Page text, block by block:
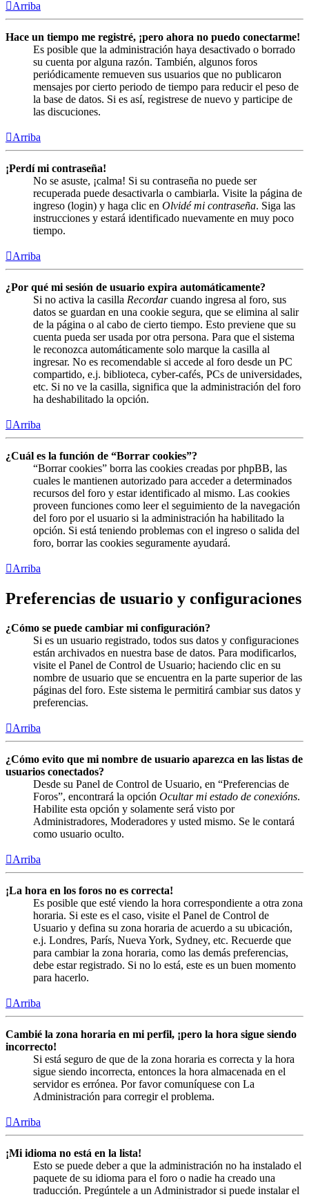
Arriba
Hace un tiempo me registré, ¡pero ahora no puedo conectarme!
Es posible que la administración haya desactivado o borrado
su cuenta por alguna razón. También, algunos foros
periódicamente remueven sus usuarios que no publicaron
mensajes por cierto periodo de tiempo para reducir el peso de
la base de datos. Si es así, registrese de nuevo y participe de
las discuciones.
Arriba
¡Perdí mi contraseña!
No se asuste, ¡calma! Si su contraseña no puede ser
recuperada puede desactivarla o cambiarla. Visite la página de
ingreso (login) y haga clic en Olvidé mi contraseña. Siga las
instrucciones y estará identificado nuevamente en muy poco
tiempo.
Arriba
¿Por qué mi sesión de usuario expira automáticamente?
Si no activa la casilla Recordarcuando ingresa al foro, sus
datos se guardan en una cookie segura, que se elimina al salir
de la página o al cabo de cierto tiempo. Esto previene que su
cuenta pueda ser usada por otra persona. Para que el sistema
le reconozca automáticamente solo marque la casilla al
ingresar. No es recomendable si accede al foro desde un PC
compartido, e.j. biblioteca, cyber-cafés, PCs de universidades,
etc. Si no ve la casilla, significa que la administración del foro
ha deshabilitado la opción.
Arriba
¿Cuál es la función de “Borrar cookies”?
“Borrar cookies” borra las cookies creadas por phpBB, las
cuales le mantienen autorizado para acceder a determinados
recursos del foro y estar identificado al mismo. Las cookies
proveen funciones como leer el seguimiento de la navegación
del foro por el usuario si la administración ha habilitado la
opción. Si está teniendo problemas con el ingreso o salida del
foro, borrar las cookies seguramente ayudará.
Arriba
Preferencias de usuario y configuraciones
¿Cómo se puede cambiar mi configuración?
Si es un usuario registrado, todos sus datos y configuraciones
están archivados en nuestra base de datos. Para modificarlos,
visite el Panel de Control de Usuario; haciendo clic en su
nombre de usuario que se encuentra en la parte superior de las
páginas del foro. Este sistema le permitirá cambiar sus datos y
preferencias.
Arriba
¿Cómo evito que mi nombre de usuario aparezca en las listas de
usuarios conectados?
Desde su Panel de Control de Usuario, en “Preferencias de
Foros”, encontrará la opción Ocultar mi estado de conexións.
Habilite esta opción y solamente será visto por
Administradores, Moderadores y usted mismo. Se le contará
como usuario oculto.
Arriba
¡La hora en los foros no es correcta!
Es posible que esté viendo la hora correspondiente a otra zona
horaria. Si este es el caso, visite el Panel de Control de
Usuario y defina su zona horaria de acuerdo a su ubicación,
e.j. Londres, París, Nueva York, Sydney, etc. Recuerde que
para cambiar la zona horaria, como las demás preferencias,
debe estar registrado. Si no lo está, este es un buen momento
para hacerlo.
Arriba
Cambié la zona horaria en mi perfil, ¡pero la hora sigue siendo
incorrecto!
Si está seguro de que de la zona horaria es correcta y la hora
sigue siendo incorrecta, entonces la hora almacenada en el
servidor es errónea. Por favor comuníquese con La
Administración para corregir el problema.
Arriba
¡Mi idioma no está en la lista!
Esto se puede deber a que la administración no ha instalado el
paquete de su idioma para el foro o nadie ha creado una
traducción. Pregúntele a un Administrador si puede instalar el